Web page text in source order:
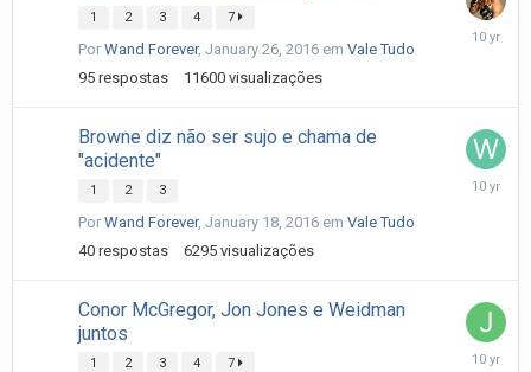
1 2 3 4 7
Por Wand Forever, January 26, 2016 em Vale Tudo
95 respostas 11600 visualizações
January
Browne diz não ser sujo e chama de
"acidente"
1 2 3
Por Wand Forever, January 18, 2016 em Vale Tudo
40 respostas 6295 visualizações
January
Conor McGregor, Jon Jones e Weidman
juntos
1 2 3 4 7
January